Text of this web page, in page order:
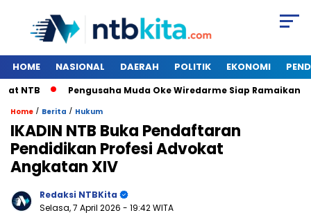
HOME NASIONAL DAERAH POLITIK EKONOMI
Pengusaha Muda Oke Wiredarme Siap Ramaikan
Home / Berita / Hukum
IKADIN NTB Buka Pendaftaran
Pendidikan Profesi Advokat
Angkatan XIV
Redaksi NTBKita
Selasa, 7 April 2026 - 19:42 WITA